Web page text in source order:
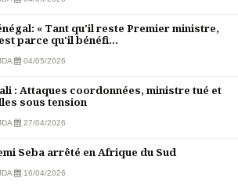
« Tant qu'il reste Premier ministre,
parce qu'il bénéfi...
04/05/2026
: Attaques coordonnées, ministre tué et
sous tension
27/04/2026
Seba arrêté en Afrique du Sud
16/04/2026